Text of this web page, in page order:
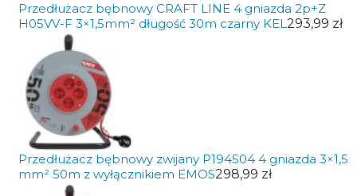
Przedłużacz bębnowy CRAFT LINE 4 gniazda 2p+Z
H05VV-F 3×1,5mm² długość 30m czarny KEL293,99 zł
Przedłużacz bębnowy zwijany P194504 4 gniazda 3×1,5
mm² 50m z wyłącznikiem EMOS298,99 zł